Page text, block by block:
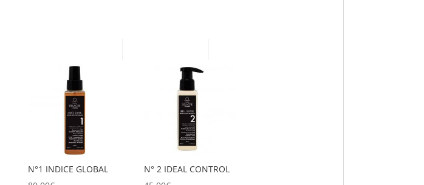
N°1 INDICE GLOBAL
N° 2 IDEAL CONTROL